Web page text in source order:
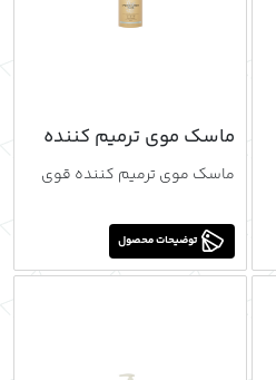
ماسک موی ترمیم کننده
قوی
ماسک موی ترمیم کننده قوی
توضیحات محصول